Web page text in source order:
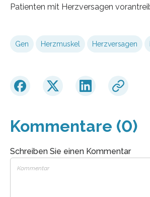
Patienten mit Herzversagen
Gen Herzmuskel Herzversagen
Kommentare (0)
Schreiben Sie einen Kommentar